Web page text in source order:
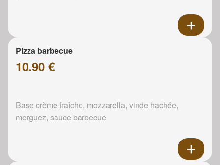
Pizza barbecue
10.90 €
Base crème fraîche, mozzarella, vinde hachée,
merguez, sauce barbecue